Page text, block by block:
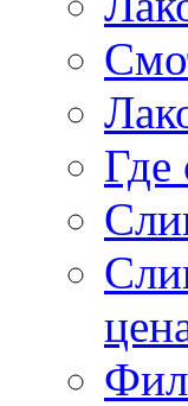
Где